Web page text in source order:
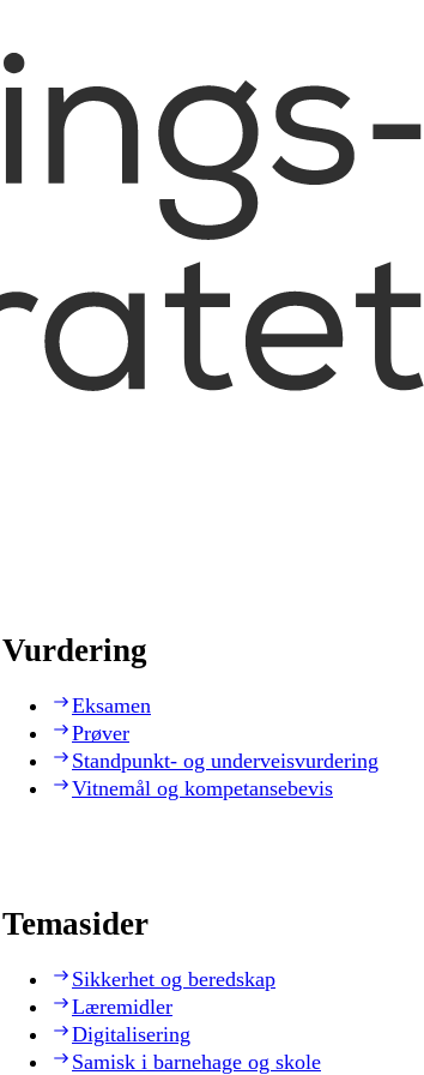
Vurdering
Eksamen
Prøver
Standpunkt- og underveisvurdering
Vitnemål og kompetansebevis
Temasider
Sikkerhet og beredskap
Læremidler
Digitalisering
Samisk i barnehage og skole